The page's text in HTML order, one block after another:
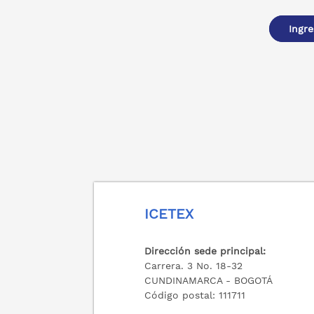
ICETEX
Dirección sede principal:
Carrera. 3 No. 18-32
CUNDINAMARCA - BOGOTÁ
Código postal: 111711